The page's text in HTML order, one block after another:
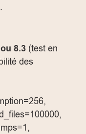
8.3 (test en
des
,
,
,